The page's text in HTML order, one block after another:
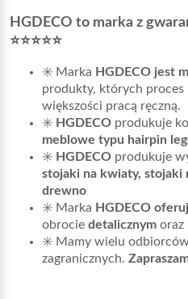
HGDECO to marka z
⭐⭐⭐⭐⭐
✳️ Marka HGDECO jest
produkty, których
większości pracą ręczną.
✳️ HGDECO produkuje
meblowe typu hairpin
✳️ HGDECO produkuje
stojaki na kwiaty, stojaki
drewno
✳️ Marka HGDECO
obrocie detalicznym oraz
✳️ Mamy wielu
zagranicznych.